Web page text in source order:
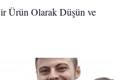
Ürün Olarak Düşün ve